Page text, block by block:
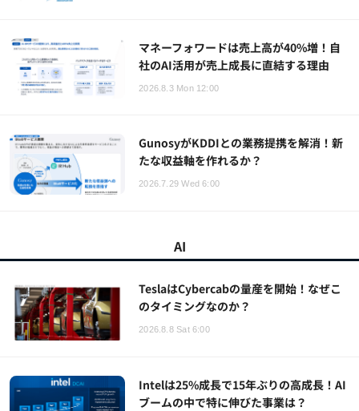
マネーフォワードは売上高が40%増！自
社のAI活用が売上成長に直結する理由
2026.8.3 Mon 12:00
GunosyがKDDIとの業務提携を解消！新
たな収益軸を作れるか？
2026.7.29 Wed 6:00
AI
TeslaはCybercabの量産を開始！なぜこ
のタイミングなのか？
2026.8.8 Sat 6:00
Intelは25%成長で15年ぶりの高成長！AI
ブームの中で特に伸びた事業は？